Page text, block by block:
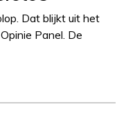
Dat blijkt uit het
Panel. De